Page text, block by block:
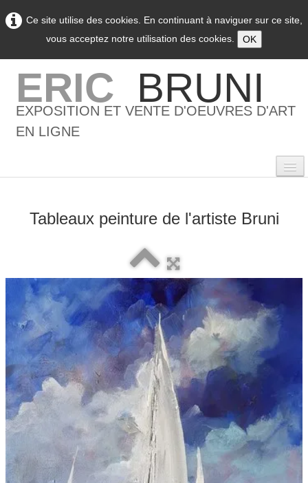
Ce site utilise des cookies. En continuant à naviguer sur ce site,
vous acceptez notre utilisation des cookies.
OK
ERIC BRUNI
EXPOSITION ET VENTE D'OEUVRES D'ART
EN LIGNE
0
L'artiste
Galeries ▼
Vente ▼
Boutique
Contact
Newsletter
BLOG
Tableaux peinture de l'artiste Bruni